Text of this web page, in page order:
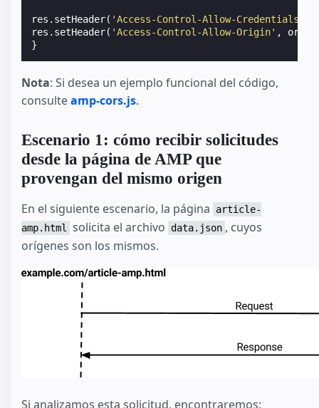
res . setHeader( 'Access-Control-Allow-Credentials'
res . setHeader( 'Access-Control-Allow-Origin' ,
}
Nota: Si desea un ejemplo funcional del código,
consulteamp-cors.js.
Escenario 1: cómo recibir solicitudes
desde la página de AMP que
provengan del mismo origen
En el siguiente escenario, la página
article-
amp.html solicita el archivo data.json , cuyos
orígenes son los mismos.
Si analizamos esta solicitud, encontraremos: